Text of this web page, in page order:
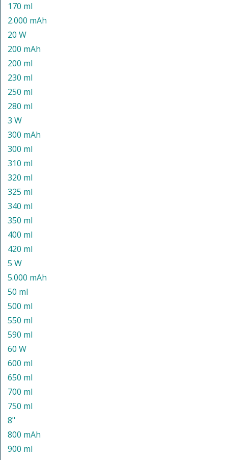
170 ml
2.000 mAh
20 W
200 mAh
200 ml
230 ml
250 ml
280 ml
3 W
300 mAh
300 ml
310 ml
320 ml
325 ml
340 ml
350 ml
400 ml
420 ml
5 W
5.000 mAh
50 ml
500 ml
550 ml
590 ml
60 W
600 ml
650 ml
700 ml
750 ml
8"
800 mAh
900 ml